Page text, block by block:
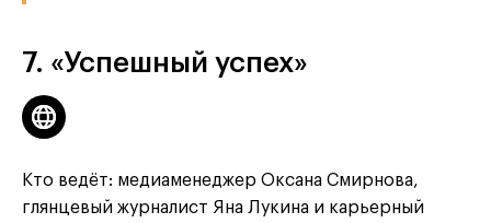
7. «Успешный успех»
Кто ведёт: медиаменеджер Оксана Смирнова,
глянцевый журналист Яна Лукина и карьерный